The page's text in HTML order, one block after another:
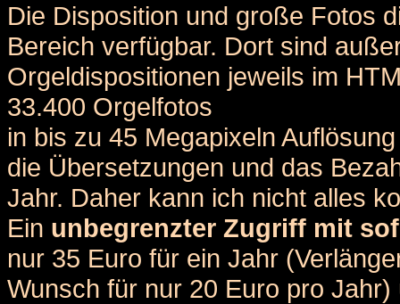
Die Disposition und große Fotos
Bereich verfügbar. Dort sind
Orgeldispositionen jeweils im
33.400 Orgelfotos
in bis zu 45 Megapixeln
die Übersetzungen und das
Jahr. Daher kann ich nicht alles
Ein unbegrenzter Zugriff mit
nur 35 Euro für ein Jahr
Wunsch für nur 20 Euro pro